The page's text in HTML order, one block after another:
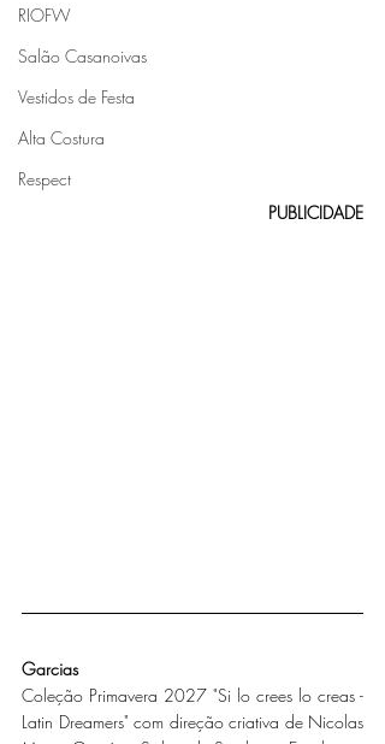
RIOFW
Salão Casanoivas
Vestidos de Festa
Alta Costura
Respect
PUBLICIDADE
Garcias
Coleção Primavera 2027 "Si lo crees lo creas -
Latin Dreamers" com direção criativa de Nicolas